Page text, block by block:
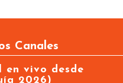
Canales
en vivo desde
2026)